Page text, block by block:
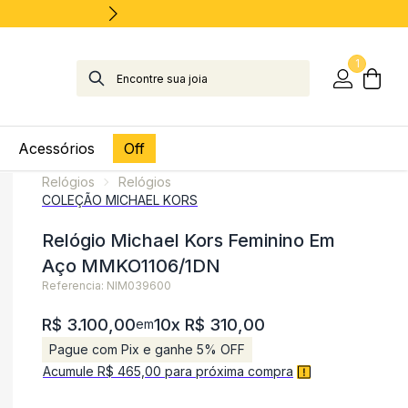
1
Acessórios Off
Relógios
Relógios
COLEÇÃO MICHAEL KORS
Relógio Michael Kors Feminino Em
Aço MMKO1106/1DN
Referencia: NIM039600
R$ 3.100,00em10x R$ 310,00
Pague com Pix e ganhe 5% OFF
Acumule R$ 465,00 para próxima compra